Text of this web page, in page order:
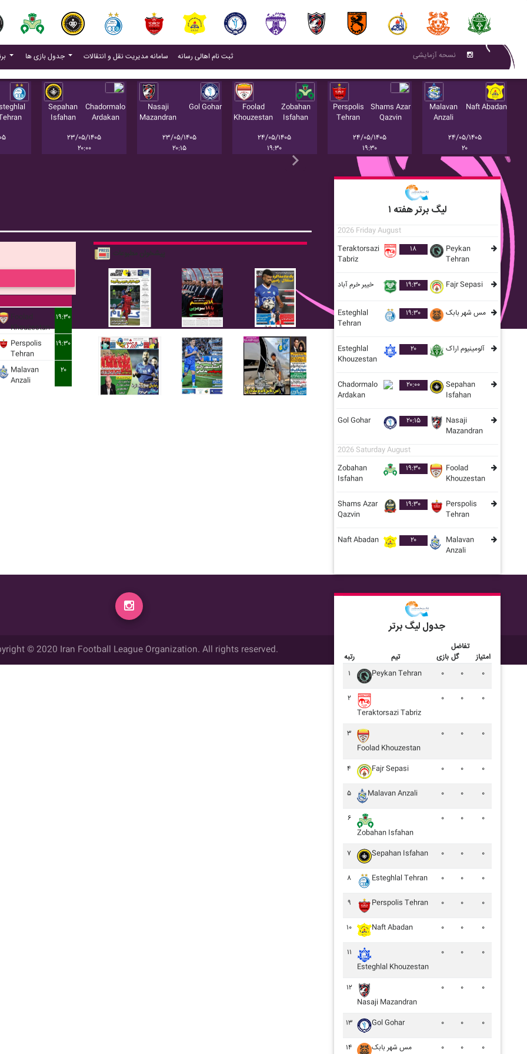
برنامه بازی ها جدول بازی ها سامانه مدیریت نقل و انتقالات (current)
ثبت نام اهالی رسانه(current) نسحه آزمایشی
Chadormalo
Ardakan
Sepahan
Isfahan
۲۳/۰۵/۱۴۰۵
۲۰:۰۰
Gol Gohar
Nasaji
Mazandran
۲۳/۰۵/۱۴۰۵
۲۰:۱۵
Zobahan
Isfahan
Foolad
Khouzestan
۲۴/۰۵/۱۴۰۵
۱۹:۳۰
Shams Azar
Qazvin
Perspolis
Tehran
۲۴/۰۵/۱۴۰۵
۱۹:۳۰
Naft Abadan
Malavan
Anzali
۲۴/۰۵/۱۴۰۵
۲۰
Next
لیگ برتر هفته ۱
2026 Friday August
Teraktorsazi
Tabriz
۱۸
Peykan
Tehran
خيبر خرم آباد ۱۹:۳۰ Fajr Sepasi
Esteghlal
Tehran
۱۹:۳۰ مس شهر بابک
Esteghlal
Khouzestan
۲۰ آلومينيوم اراک
Chadormalo
Ardakan
۲۰:۰۰
Sepahan
Isfahan
Gol Gohar ۲۰:۱۵
Nasaji
Mazandran
2026 Saturday August
Zobahan
Isfahan
۱۹:۳۰
Foolad
Khouzestan
Shams Azar
Qazvin
۱۹:۳۰
Perspolis
Tehran
Naft Abadan ۲۰
Malavan
Anzali
جدول لیگ برتر
رتبه تیم بازی
تفاضل
گل
امتیاز
۱
Peykan Tehran ۰ ۰ ۰
۲
Teraktorsazi Tabriz
۰ ۰ ۰
۳
Foolad Khouzestan
۰ ۰ ۰
۴ Fajr Sepasi ۰ ۰ ۰
۵ Malavan Anzali ۰ ۰ ۰
۶
Zobahan Isfahan
۰ ۰ ۰
۷ Sepahan Isfahan ۰ ۰ ۰
۸ Esteghlal Tehran ۰ ۰ ۰
۹ Perspolis Tehran ۰ ۰ ۰
۱۰ Naft Abadan ۰ ۰ ۰
۱۱
Esteghlal Khouzestan
۰ ۰ ۰
۱۲
Nasaji Mazandran
۰ ۰ ۰
۱۳ Gol Gohar ۰ ۰ ۰
۱۴ مس شهر بابک ۰ ۰ ۰
Khouzestan
۱۹:۳۰
Perspolis
Tehran
۱۹:۳۰
Malavan
Anzali
۲۰
© 2020 Iran Football League Organization. All rights reserved.